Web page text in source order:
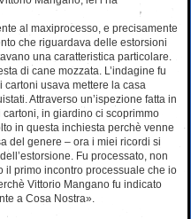
al maxiprocesso, e precisamente
che riguardava delle estorsioni
una caratteristica particolare.
di cane mozzata. L’indagine fu
usava mettere la casa
Attraverso un’ispezione fatta in
in giardino ci scoprimmo
in questa inchiesta perchè venne
del genere – ora i miei ricordi si
Fu processato, non
il primo incontro processuale che io
Vittorio Mangano fu indicato
a Cosa Nostra».